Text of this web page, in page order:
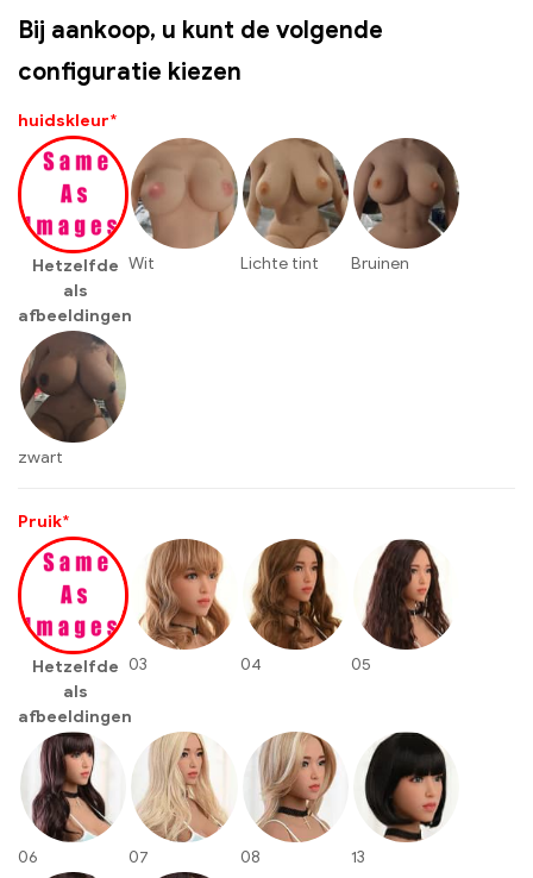
Bij aankoop, u kunt de volgende
configuratie kiezen
*
huidskleur
Hetzelfde
als
afbeeldingen
Wit Lichte tint Bruinen
zwart
*
Pruik
Hetzelfde
als
afbeeldingen
03 04 05
06 07 08 13